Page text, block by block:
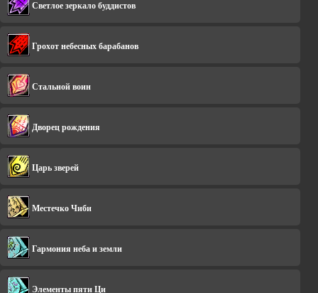
Светлое зеркало буддистов
Грохот небесных барабанов
Стальной воин
Дворец рождения
Царь зверей
Местечко Чиби
Гармония неба и земли
Элементы пяти Ци